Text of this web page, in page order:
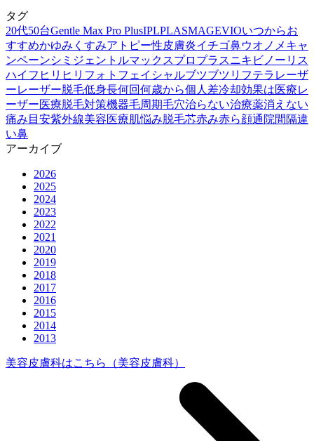
タグ
20代50台Gentle Max Pro PlusIPLPLASMAGEVIOいつからお
すすめかゆみ くすみアトピー性皮膚炎イチゴ鼻ウオノメ キャ
ンペーンシミ ジェントルマックスプロプラスニキビ ノーリス
ハイフ ヒリヒリ フォトフェイシャルブツブツ リフテラ レーザ
ーレーザー脱毛低身長何回何歳から個人差冷却効果は医療レ
ーザー医療脱毛対策機器毛周期毛穴治らない治療薬消えない
痛み 目安紫外線美容医療肌悩み脱毛芯赤み赤ら顔通院間隔違
い鼻
アーカイブ
2026
2025
2024
2023
2022
2021
2020
2019
2018
2017
2016
2015
2014
2013
美容皮膚科はこちら （美容皮膚科）